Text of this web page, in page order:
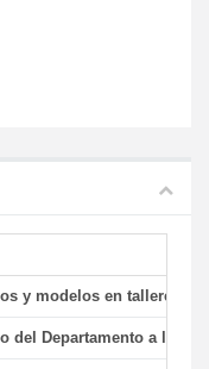
y modelos en talleres/
del Departamento a la